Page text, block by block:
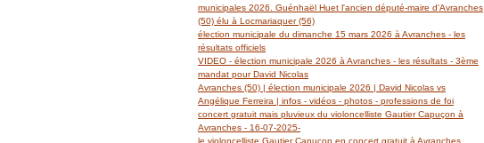
municipales 2026. Guénhaël Huet l'ancien député-maire d'Avranches
(50) élu à Locmariaquer (56)
élection municipale du dimanche 15 mars 2026 à Avranches - les
résultats officiels
VIDEO - élection municipale 2026 à Avranches - les résultats - 3ème
mandat pour David Nicolas
Avranches (50) | élection municipale 2026 | David Nicolas vs
Angélique Ferreira | infos - vidéos - photos - professions de foi
concert gratuit mais pluvieux du violoncelliste Gautier Capuçon à
Avranches - 16-07-2025-
le violoncelliste Gautier Capuçon en concert gratuit à Avranches